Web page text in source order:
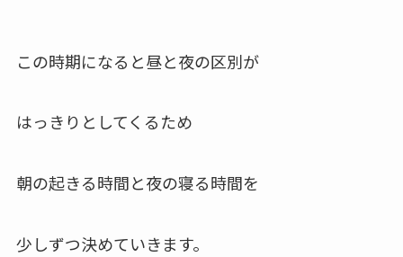
この時期になると昼と夜の区別が
はっきりとしてくるため
朝の起きる時間と夜の寝る時間を
少しずつ決めていきます。